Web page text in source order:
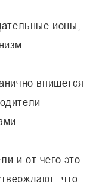
ионы,
впишется
и от чего это
что